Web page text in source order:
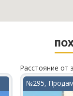
Расстояние от
№295, Продам